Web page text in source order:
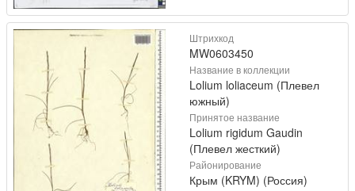
Штрихкод
MW0603450
Название в коллекции
Lolium loliaceum (Плевел
южный)
Принятое название
Lolium rigidum Gaudin
(Плевел жесткий)
Районирование
Крым (KRYM) (Россия)